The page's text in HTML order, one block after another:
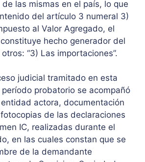
las mismas en el país, lo que
del artículo 3 numeral 3)
al Valor Agregado, el
hecho generador del
“3) Las importaciones”.
judicial tramitado en esta
probatorio se acompañó
actora, documentación
de las declaraciones
IC, realizadas durante el
en las cuales constan que se
de la demandante